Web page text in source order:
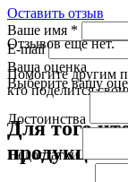
Оставить отзыв
Ваше имя *
E-mail
Ваша оценка
Выберите вашу
Достоинства
Недостатки
Отзывов еще нет.
Помогите другим
кто поделится
Для того
продукцию: